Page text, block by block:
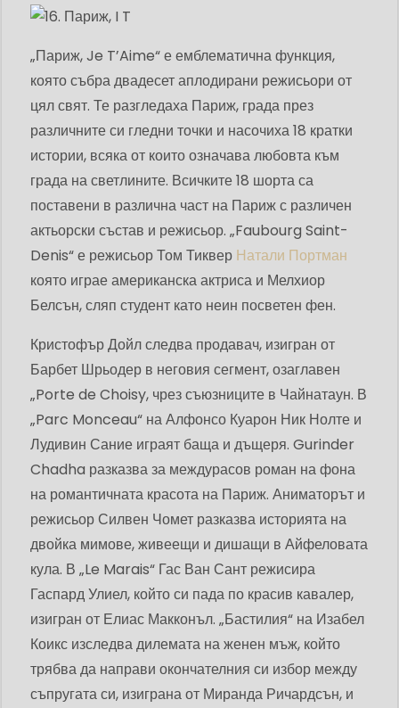
„Париж, Je T’Aime“ е емблематична функция,
която събра двадесет аплодирани режисьори от
цял ​​свят. Те разгледаха Париж, града през
различните си гледни точки и насочиха 18 кратки
истории, всяка от които означава любовта към
града на светлините. Всичките 18 шорта са
поставени в различна част на Париж с различен
актьорски състав и режисьор. „Faubourg Saint-
Denis“ е режисьор Том Тиквер Натали Портман
която играе американска актриса и Мелхиор
Белсън, сляп студент като неин посветен фен.
Кристофър Дойл следва продавач, изигран от
Барбет Шрьодер в неговия сегмент, озаглавен
„Porte de Choisy, чрез съюзниците в Чайнатаун. В
„Parc Monceau“ на Алфонсо Куарон Ник Нолте и
Лудивин Сание играят баща и дъщеря. Gurinder
Chadha разказва за междурасов роман на фона
на романтичната красота на Париж. Аниматорът и
режисьор Силвен Чомет разказва историята на
двойка мимове, живеещи и дишащи в Айфеловата
кула. В „Le Marais“ Гас Ван Сант режисира
Гаспард Улиел, който си пада по красив кавалер,
изигран от Елиас Макконъл. „Бастилия“ на Изабел
Коикс изследва дилемата на женен мъж, който
трябва да направи окончателния си избор между
съпругата си, изиграна от Миранда Ричардсън, и